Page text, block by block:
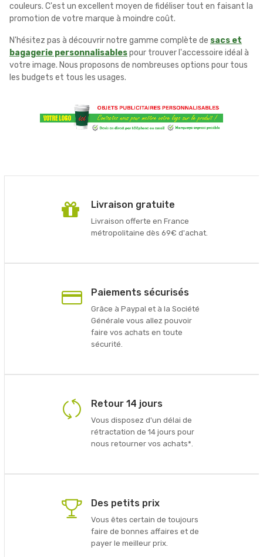
couleurs. C'est un excellent moyen de fidéliser tout en faisant la
promotion de votre marque à moindre coût.
N'hésitez pas à découvrir notre gamme complète de sacs et
bagagerie personnalisablespour trouver l'accessoire idéal à
votre image. Nous proposons de nombreuses options pour tous
les budgets et tous les usages.
Livraison gratuite
Livraison offerte en France
métropolitaine dès 69€ d'achat.
Paiements sécurisés
Grâce à Paypal et à la Société
Générale vous allez pouvoir
faire vos achats en toute
sécurité.
Retour 14 jours
Vous disposez d'un délai de
rétractation de 14 jours pour
nous retourner vos achats*.
Des petits prix
Vous êtes certain de toujours
faire de bonnes affaires et de
payer le meilleur prix.